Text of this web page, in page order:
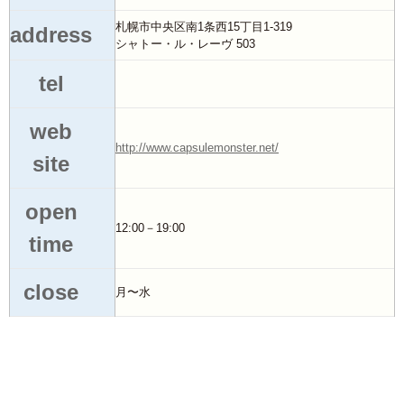
address
札幌市中央区南1条西15丁目1-319
シャトー・ル・レーヴ 503
tel
web
site
http://www.capsulemonster.net/
open
time
12:00－19:00
close 月〜水